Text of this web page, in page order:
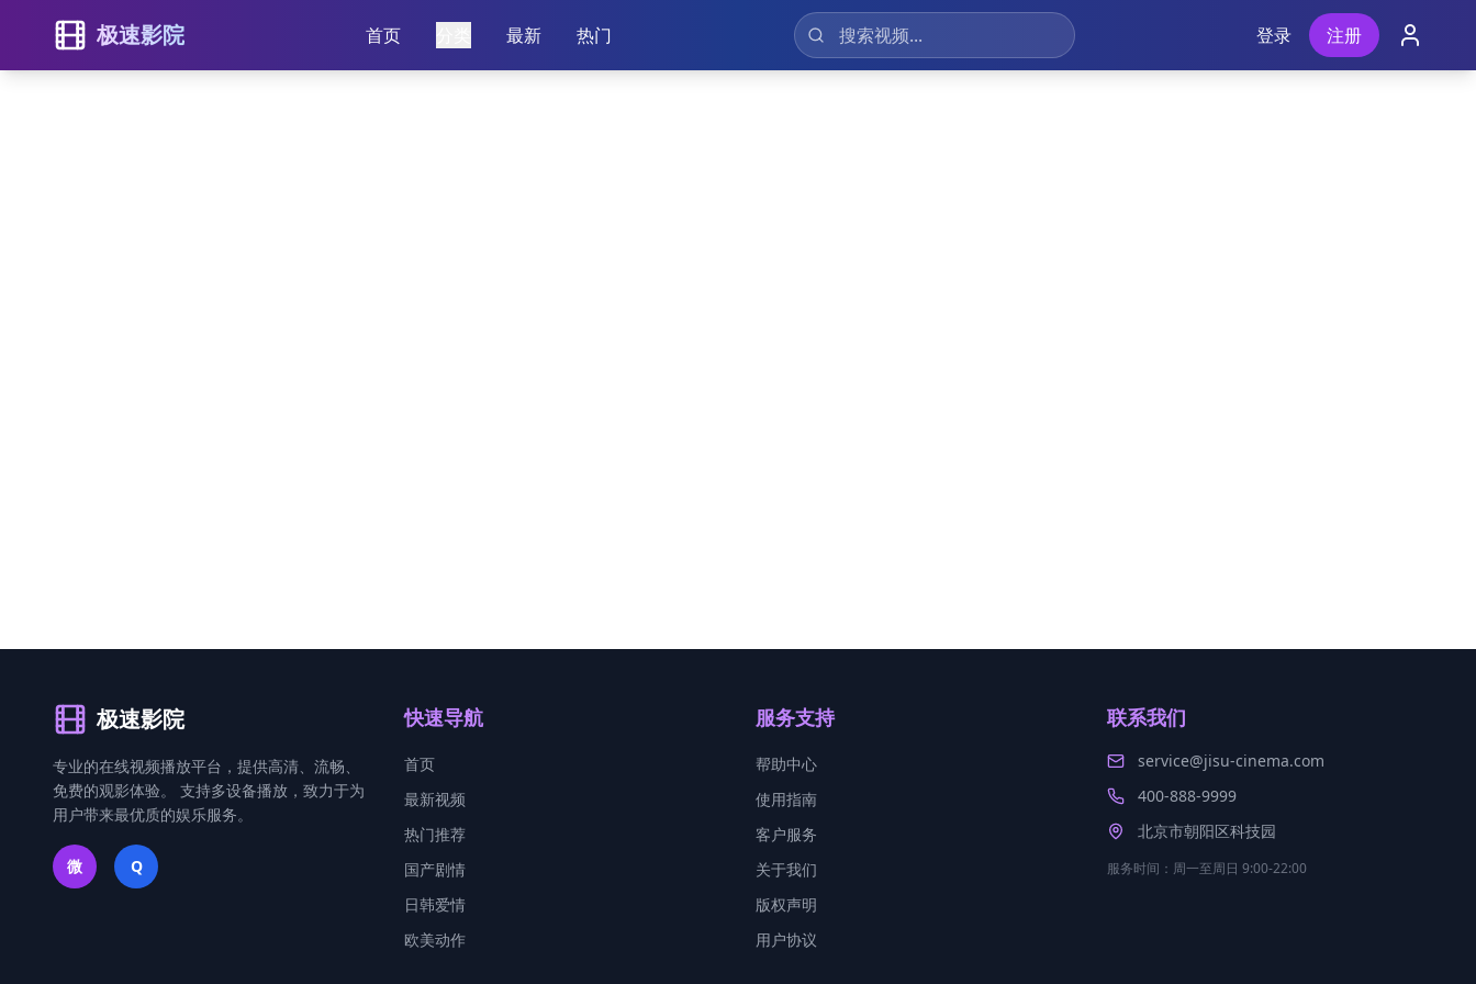
极速影院 首页 最新 热门 登录 注册
极速影院
专业的在线视频播放平台，提供高清、流畅、
免费的观影体验。 支持多设备播放，致力于为
用户带来最优质的娱乐服务。
微 Q
快速导航
首页
最新视频
热门推荐
国产剧情
日韩爱情
欧美动作
服务支持
帮助中心
使用指南
客户服务
关于我们
版权声明
用户协议
联系我们
service@jisu-cinema.com
400-888-9999
北京市朝阳区科技园
服务时间：周一至周日 9:00-22:00